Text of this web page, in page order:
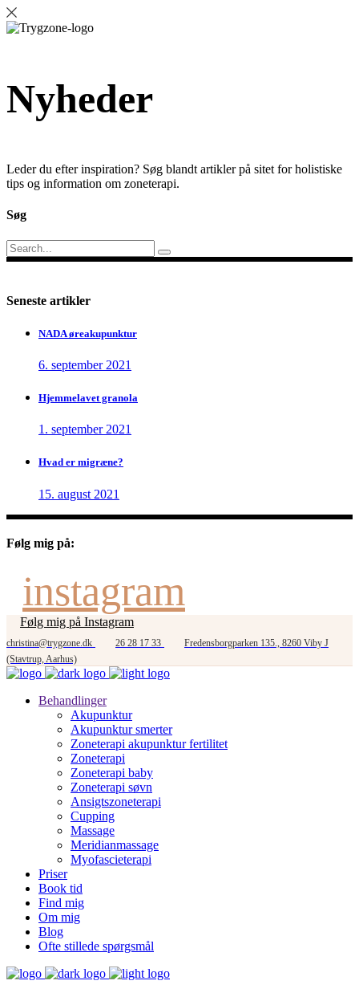
Nyheder
Leder du efter inspiration? Søg blandt artikler på sitet for holistiske
tips og information om zoneterapi.
Søg
Search
for:
Seneste artikler
NADA øreakupunktur
6. september 2021
Hjemmelavet granola
1. september 2021
Hvad er migræne?
15. august 2021
Følg mig på:
instagram
Følg mig på Instagram
christina@trygzone.dk 26 28 17 33
Fredensborgparken 135., 8260 Viby J
(Stavtrup, Aarhus)
Behandlinger
Akupunktur
Akupunktur smerter
Zoneterapi akupunktur fertilitet
Zoneterapi
Zoneterapi baby
Zoneterapi søvn
Ansigtszoneterapi
Cupping
Massage
Meridianmassage
Myofascieterapi
Priser
Book tid
Find mig
Om mig
Blog
Ofte stillede spørgsmål